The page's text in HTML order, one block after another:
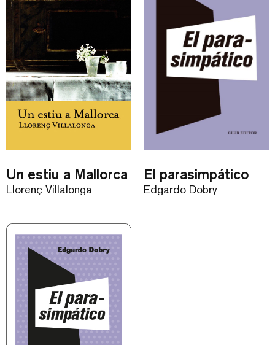
Un estiu a Mallorca
Llorenç Villalonga
El parasimpático
Edgardo Dobry